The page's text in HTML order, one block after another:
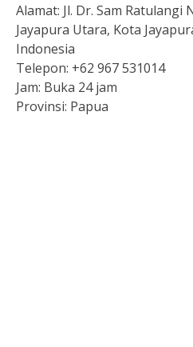
Alamat: Jl. Dr. Sam Ratulangi
Jayapura Utara, Kota
Indonesia
Telepon: +62 967 531014
Jam: Buka 24 jam
Provinsi: Papua